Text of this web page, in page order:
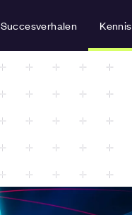
Succesverhalen Kennis